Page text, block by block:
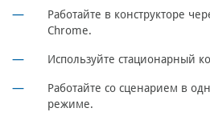
Работайте в конструкторе
Chrome.
Используйте стационарный
Работайте со сценарием в
режиме.